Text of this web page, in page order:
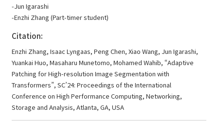
-Jun Igarashi
-Enzhi Zhang (Part-timer student)
Citation:
Enzhi Zhang, Isaac Lyngaas, Peng Chen, Xiao Wang, Jun Igarashi,
Yuankai Huo, Masaharu Munetomo, Mohamed Wahib, “Adaptive
Patching for High-resolution Image Segmentation with
Transformers”, SC’24: Proceedings of the International
Conference on High Performance Computing, Networking,
Storage and Analysis, Atlanta, GA, USA